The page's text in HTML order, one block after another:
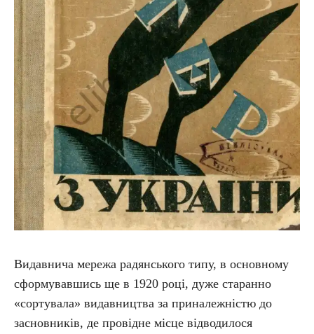
Видавнича мережа радянського типу, в основному
сформувавшись ще в 1920 році, дуже старанно
«сортувала» видавництва за приналежністю до
засновників, де провідне місце відводилося